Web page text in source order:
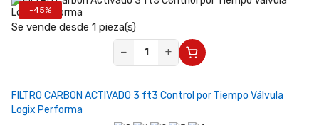
-45%
Se vende desde 1 pieza(s)
−
+
FILTRO CARBON ACTIVADO 3 ft3 Control por Tiempo Válvula
Logix Performa